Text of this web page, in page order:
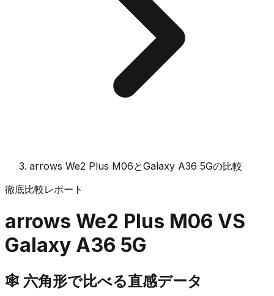
arrows We2 Plus M06とGalaxy A36 5Gの比較
徹底比較レポート
arrows We2 Plus M06 VS
Galaxy A36 5G
🕸️ 六角形で比べる直感データ